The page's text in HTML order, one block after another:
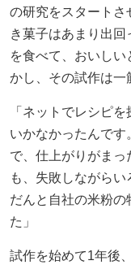
の研究をスタートさ
き菓子はあまり出
を食べて、おいし
かし、その試作は一
「ネットでレシピ
いかなかったんで
で、仕上がりがま
も、失敗しながら
だんと自社の米粉の
た」
試作を始めて1年後